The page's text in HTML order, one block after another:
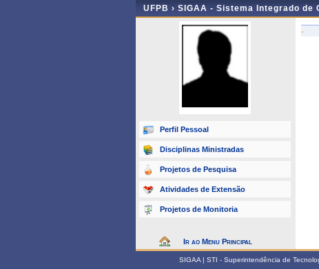
UFPB › SIGAA - Sistema Integrado
Perfil Pessoal
Disciplinas Ministradas
Projetos de Pesquisa
Atividades de Extensão
Projetos de Monitoria
Ir ao Menu Principal
-
SIGAA | STI - Superintendência de